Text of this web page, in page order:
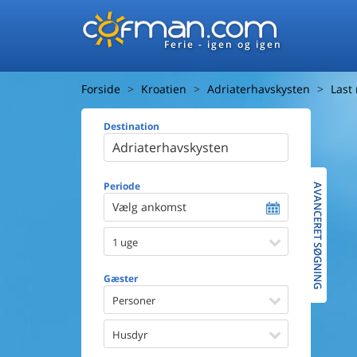
Ferie - igen og igen
Forside Kroatien Adriaterhavskysten
Destination
Periode
Vælg ankomst
1 uge
Gæster
Personer
Husdyr
Afstand til
Udsigt til
Faciliteter
Spa
AVANCERET SØGNING